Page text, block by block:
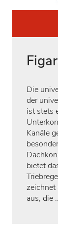
Die
der
ist stets
Kanäle
bietet
zeichnet
aus, die